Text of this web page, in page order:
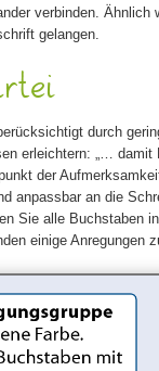
verbinden.
gelangen.
durch
erleichtern: „… damit
der
anpassbar an die
Sie alle Buchstaben
einige Anregungen